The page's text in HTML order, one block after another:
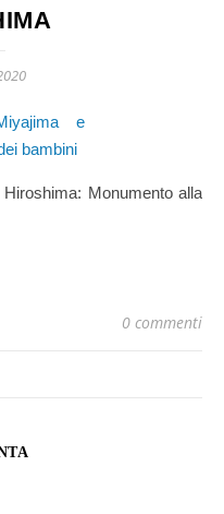
Monumento alla
0 commenti